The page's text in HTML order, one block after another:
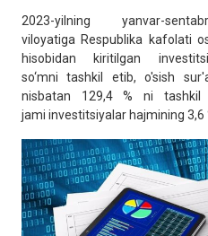
2023-yilning yanvar-
viloyatiga Respublika kafolati
hisobidan kiritilgan
so‘mni tashkil etib, o'sish
nisbatan 129,4 % ni tashkil
jami investitsiyalar hajmining 3,6